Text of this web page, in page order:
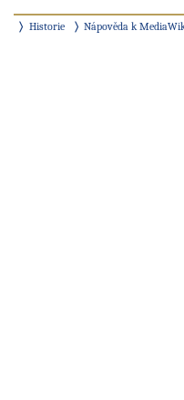
Historie Nápověda k